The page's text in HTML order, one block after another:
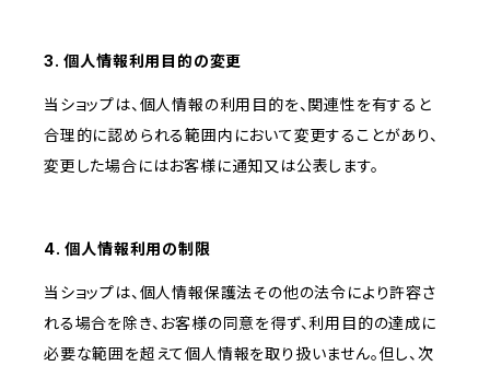
3. 個人情報利用目的の変更
当ショップは、個人情報の利用目的を、関連性を有すると
合理的に認められる範囲内において変更することがあり、
変更した場合にはお客様に通知又は公表します。
4. 個人情報利用の制限
当ショップは、個人情報保護法その他の法令により許容さ
れる場合を除き、お客様の同意を得ず、利用目的の達成に
必要な範囲を超えて個人情報を取り扱いません。但し、次